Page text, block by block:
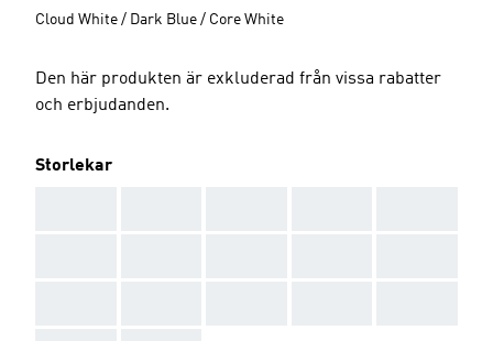
Cloud White / Dark Blue / Core White
Den här produkten är exkluderad från vissa rabatter
och erbjudanden.
Storlekar